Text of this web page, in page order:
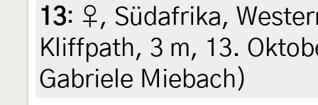
13: ♀, Südafrika,
Kliffpath, 3 m, 13.
Gabriele Miebach)